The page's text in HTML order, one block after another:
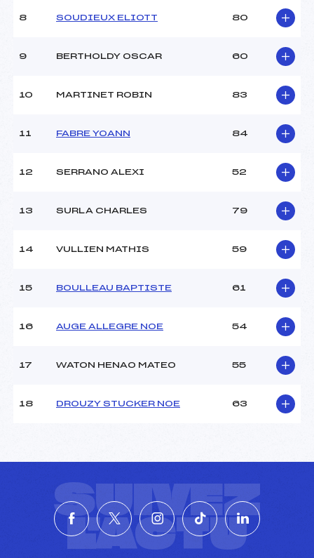
Ouvreurs C :
BEAU
TOURNIAIRE DAVID (SA)
Ouvreurs B :
Ouvreurs D :
Température arrivée :
U8+U10
8 SOUDIEUX ELIOTT 80
9 BERTHOLDY OSCAR 60
10 MARTINET ROBIN 83
11 FABRE YOANN 84
12 SERRANO ALEXI 52
13 SURLA CHARLES 79
14 VULLIEN MATHIS 59
15 BOULLEAU BAPTISTE 61
16 AUGE ALLEGRE NOE 54
17 WATON HENAO MATEO 55
18 DROUZY STUCKER NOE 63
SUIVEZ
L'ACTU